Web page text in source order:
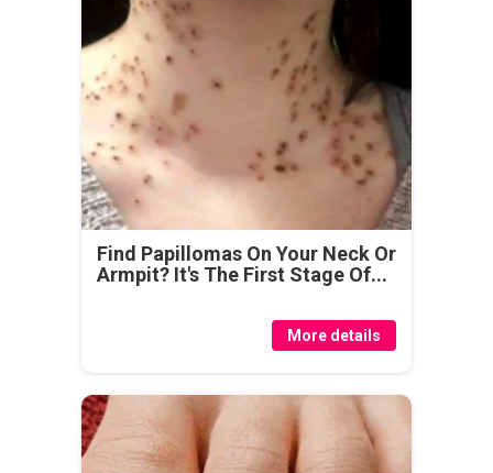
Find Papillomas On Your Neck Or
Armpit? It's The First Stage Of...
More details